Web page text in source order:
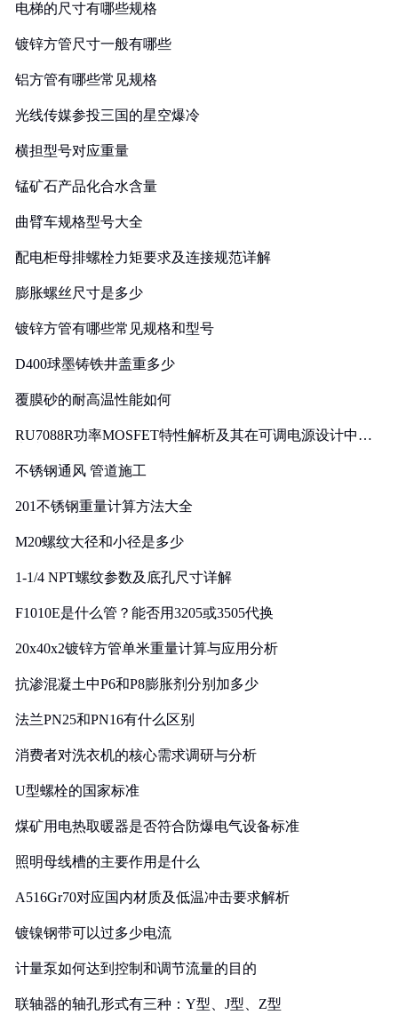
电梯的尺寸有哪些规格
镀锌方管尺寸一般有哪些
铝方管有哪些常见规格
光线传媒参投三国的星空爆冷
横担型号对应重量
锰矿石产品化合水含量
曲臂车规格型号大全
配电柜母排螺栓力矩要求及连接规范详解
膨胀螺丝尺寸是多少
镀锌方管有哪些常见规格和型号
D400球墨铸铁井盖重多少
覆膜砂的耐高温性能如何
RU7088R功率MOSFET特性解析及其在可调电源设计中的
不锈钢通风 管道施工
201不锈钢重量计算方法大全
M20螺纹大径和小径是多少
1-1/4 NPT螺纹参数及底孔尺寸详解
F1010E是什么管？能否用3205或3505代换
20x40x2镀锌方管单米重量计算与应用分析
抗渗混凝土中P6和P8膨胀剂分别加多少
法兰PN25和PN16有什么区别
消费者对洗衣机的核心需求调研与分析
U型螺栓的国家标准
煤矿用电热取暖器是否符合防爆电气设备标准
照明母线槽的主要作用是什么
A516Gr70对应国内材质及低温冲击要求解析
镀镍钢带可以过多少电流
计量泵如何达到控制和调节流量的目的
联轴器的轴孔形式有三种：Y型、J型、Z型